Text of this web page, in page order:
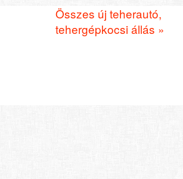
Összes új teherautó,
tehergépkocsi állás »